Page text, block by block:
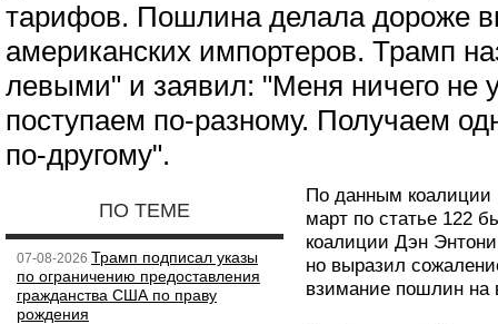
тарифов. Пошлина делала дороже
американских импортеров. Трамп
левыми" и заявил: "Меня ничего не
поступаем по-разному. Получаем
по-другому".
ПО ТЕМЕ
07-08-2026 Трамп подписал указы
по ограничению предоставления
гражданства США по праву
рождения
По данным коалиции
март по статье 122
коалиции Дэн
но выразил
взимание пошлин на